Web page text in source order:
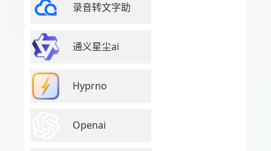
录音转文字助
通义星尘ai
Hyprno
Openai